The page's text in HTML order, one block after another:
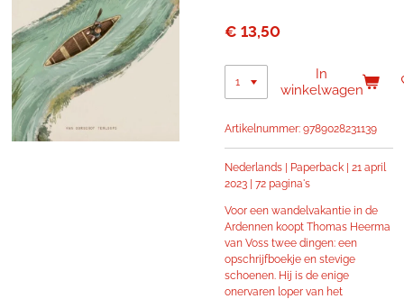
€ 13,50
In
winkelwagen
Artikelnummer: 9789028231139
Nederlands | Paperback | 21 april
2023 | 72 pagina's
Voor een wandelvakantie in de
Ardennen koopt Thomas Heerma
van Voss twee dingen: een
opschrijfboekje en stevige
schoenen. Hij is de enige
onervaren loper van het